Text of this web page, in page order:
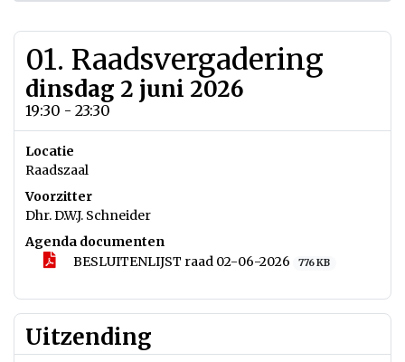
01. Raadsvergadering
dinsdag 2 juni 2026
19:30 - 23:30
Locatie
Raadszaal
Voorzitter
Dhr. D.W.J. Schneider
Agenda documenten
BESLUITENLIJST raad 02-06-2026
776 KB
Uitzending